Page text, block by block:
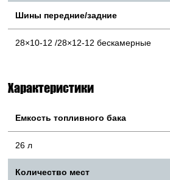
Шины передние/задние
28×10-12 /28×12-12 бескамерные
Характеристики
Емкость топливного бака
26 л
Количество мест